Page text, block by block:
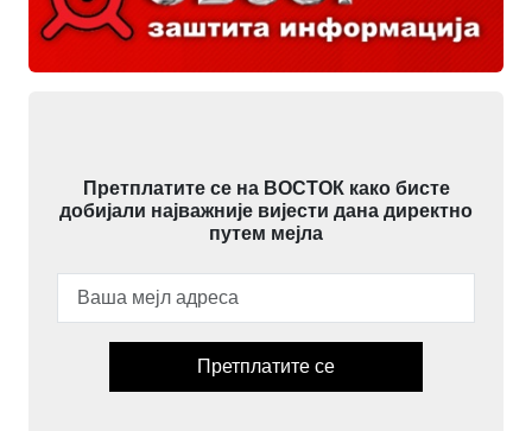
Претплатите се на ВОСТОК како бисте
добијали најважније вијести дана директно
путем мејла
Претплатите се